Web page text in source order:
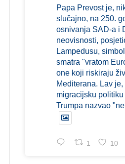
Papa Prevost je,
slučajno, na 250.
osnivanja SAD-a i
neovisnosti,
Lampedusu,
smatra "vratom
one koji riskiraju
Mediterana. Lav je,
migracijsku
Trumpa nazvao
1 10